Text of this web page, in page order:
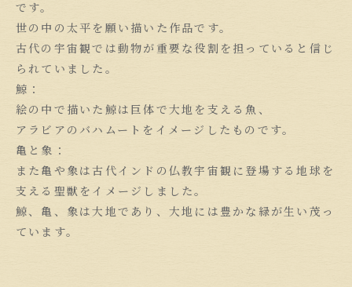
です。
世の中の太平を願い描いた作品です。
古代の宇宙観では動物が重要な役割を担っていると信じ
られていました。
鯨：
絵の中で描いた鯨は巨体で大地を支える魚、
アラビアのバハムートをイメージしたものです。
亀と象：
また亀や象は古代インドの仏教宇宙観に登場する地球を
支える聖獣をイメージしました。
鯨、亀、象は大地であり、大地には豊かな緑が生い茂っ
ています。